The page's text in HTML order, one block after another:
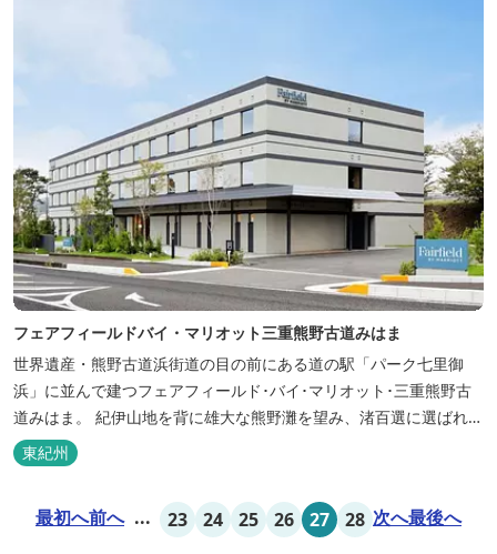
フェアフィールドバイ・マリオット三重熊野古道みはま
世界遺産・熊野古道浜街道の目の前にある道の駅「パーク七里御
浜」に並んで建つフェアフィールド･バイ･マリオット･三重熊野古
道みはま。 紀伊山地を背に雄大な熊野灘を望み、渚百選に選ばれた
七里御浜海岸などの美しい自然が広がります。一年を通して暖かで
過ごしやすく、季節を通じて穫れる数々の品種のみかんをはじめ、
巡る旅の拠点として、当...
東紀州
最初へ前へ ... 23 24 25 26 27 28 次へ最後へ